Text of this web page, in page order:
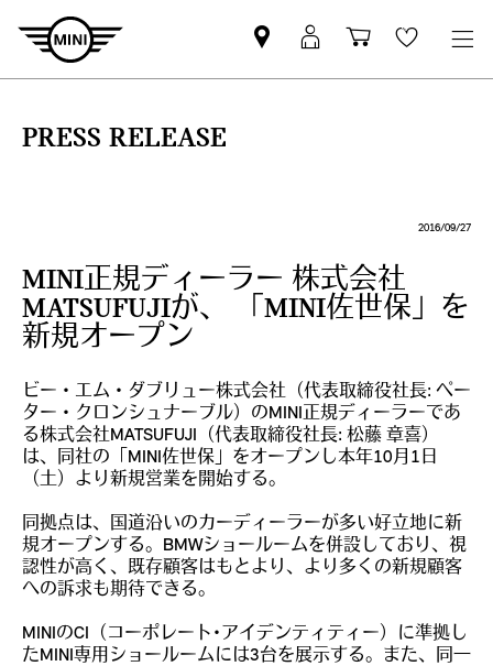
Mini
dealer
MyMini
login
Shopping
cart
Wishlist
PRESS RELEASE
2016/09/27
MINI正規ディーラー 株式会社
MATSUFUJIが、 「MINI佐世保」を
新規オープン
ビー・エム・ダブリュー株式会社（代表取締役社長: ペー
ター・クロンシュナーブル）のMINI正規ディーラーであ
る株式会社MATSUFUJI（代表取締役社長: 松藤 章喜）
は、同社の「MINI佐世保」をオープンし本年10月1日
（土）より新規営業を開始する。
同拠点は、国道沿いのカーディーラーが多い好立地に新
規オープンする。BMWショールームを併設しており、視
認性が高く、既存顧客はもとより、より多くの新規顧客
への訴求も期待できる。
MINIのCI（コーポレート･アイデンティティー）に準拠し
たMINI専用ショールームには3台を展示する。また、同一